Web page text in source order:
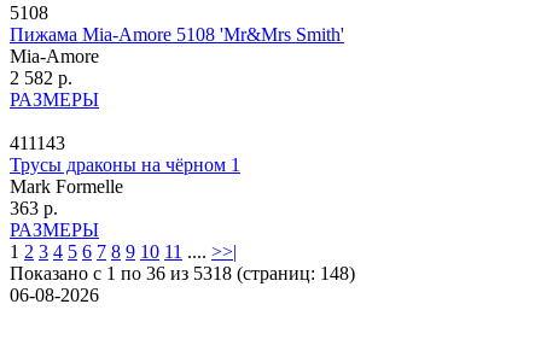
5108
Пижама Mia-Amore 5108 'Mr&Mrs Smith'
Mia-Amore
2 582 р.
РАЗМЕРЫ
411143
Трусы драконы на чёрном 1
Mark Formelle
363 р.
РАЗМЕРЫ
1 2 3 4 5 6 7 8 9 10 11 .... >>|
Показано с 1 по 36 из 5318 (страниц: 148)
06-08-2026